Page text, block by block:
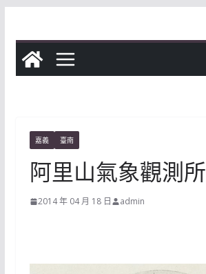
content
嘉義 臺南
阿里山氣象觀測所
2014 年 04 月 18 日 admin